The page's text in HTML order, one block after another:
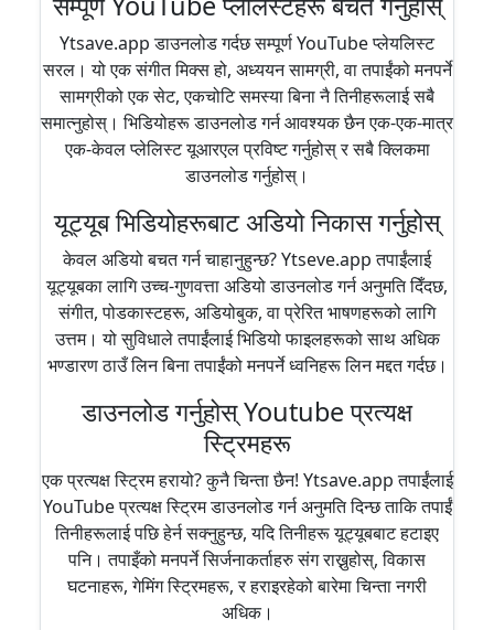
Ytsave.app डाउनलोड गर्दछ सम्पूर्ण YouTube प्लेयलिस्ट
सरल। यो एक संगीत मिक्स हो, अध्ययन सामग्री, वा तपाईंको मनपर्ने
सामग्रीको एक सेट, एकचोटि समस्या बिना नै तिनीहरूलाई सबै
समात्नुहोस्। भिडियोहरू डाउनलोड गर्न आवश्यक छैन एक-एक-मात्र
एक-केवल प्लेलिस्ट यूआरएल प्रविष्ट गर्नुहोस् र सबै क्लिकमा
डाउनलोड गर्नुहोस्।
यूट्यूब भिडियोहरूबाट अडियो निकास गर्नुहोस्
केवल अडियो बचत गर्न चाहानुहुन्छ? Ytseve.app तपाईंलाई
यूट्यूबका लागि उच्च-गुणवत्ता अडियो डाउनलोड गर्न अनुमति दिँदछ,
संगीत, पोडकास्टहरू, अडियोबुक, वा प्रेरित भाषणहरूको लागि
उत्तम। यो सुविधाले तपाईंलाई भिडियो फाइलहरूको साथ अधिक
भण्डारण ठाउँ लिन बिना तपाईंको मनपर्ने ध्वनिहरू लिन मद्दत गर्दछ।
डाउनलोड गर्नुहोस् Youtube प्रत्यक्ष
स्ट्रिमहरू
एक प्रत्यक्ष स्ट्रिम हरायो? कुनै चिन्ता छैन! Ytsave.app तपाईंलाई
YouTube प्रत्यक्ष स्ट्रिम डाउनलोड गर्न अनुमति दिन्छ ताकि तपाईं
तिनीहरूलाई पछि हेर्न सक्नुहुन्छ, यदि तिनीहरू यूट्यूबबाट हटाइए
पनि। तपाइँको मनपर्ने सिर्जनाकर्ताहरु संग राख्नुहोस्, विकास
घटनाहरू, गेमिंग स्ट्रिमहरू, र हराइरहेको बारेमा चिन्ता नगरी
अधिक।